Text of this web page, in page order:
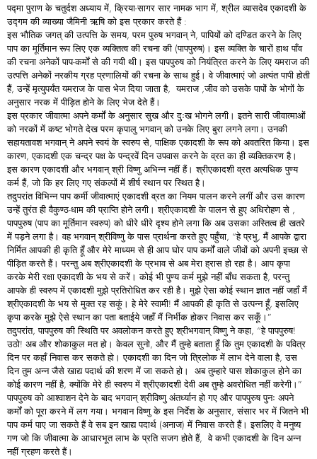
पद्मा पुराण के चतुर्दश अध्याय में, क्रिया-सागर सार नामक भाग में, श्रील व्यासदेव एकादशी के
उद्गम की व्याख्या जैमिनी ऋषि को इस प्रकार करते हैं :
इस भौतिक जगत् की उत्पत्ति के समय, परम पुरुष भगवान् ने, पापियों को दण्डित करने के लिए
पाप का मूर्तिमान रूप लिए एक व्यक्तित्व की रचना की (पापपुरुष)। इस व्यक्ति के चारों हाथ पाँव
की रचना अनेकों पाप-कर्मों से की गयी थी। इस पापपुरुष को नियंत्रित करने के लिए यमराज की
उत्पत्ति अनेकों नरकीय ग्रह प्रणालियों की रचना के साथ हुई। वे जीवात्माएं जो अत्यंत पापी होती
हैं, उन्हें मृत्युपर्यंत यमराज के पास भेज दिया जाता है, यमराज ,जीव को उसके पापों के भोगों के
अनुसार नरक में पीड़ित होने के लिए भेज देते हैं।
इस प्रकार जीवात्मा अपने कर्मों के अनुसार सुख और दुःख भोगने लगी। इतने सारी जीवात्माओं
को नरकों में कष्ट भोगते देख परम कृपालु भगवान् को उनके लिए बुरा लगने लगा। उनकी
सहायतावश भगवान् ने अपने स्वयं के स्वरुप से, पाक्षिक एकादशी के रूप को अवतरित किया। इस
कारण, एकादशी एक चन्द्र पक्ष के पन्द्रवें दिन उपवास करने के व्रत का ही व्यक्तिकरण है।
इस कारण एकादशी और भगवान् श्री विष्णु अभिन्न नहीं हैं। श्रीएकादशी व्रत अत्यधिक पुण्य
कर्म हैं, जो कि हर लिए गए संकल्पों में शीर्ष स्थान पर स्थित है।
तदुपरांत विभिन्न पाप कर्मी जीवात्माएं एकादशी व्रत का नियम पालन करने लगीं और उस कारण
उन्हें तुरंत ही वैकुण्ठ-धाम की प्राप्ति होने लगी। श्रीएकादशी के पालन से हुए अधिरोहण से ,
पापपुरुष (पाप का मूर्तिमान स्वरुप) को धीरे धीरे दृश्य होने लगा कि अब उसका अस्तित्व ही खतरे
में पड़ने लगा है। वह भगवान् श्रीविष्णु के पास प्रार्थना करते हुए पहुँचा, “हे प्रभु, मैं आपके द्वारा
निर्मित आपकी ही कृति हूँ और मेरे माध्यम से ही आप घोर पाप कर्मों वाले जीवों को अपनी इच्छा से
पीड़ित करते हैं। परन्तु अब श्रीएकादशी के प्रभाव से अब मेरा ह्रास हो रहा है। आप कृपा
करके मेरी रक्षा एकादशी के भय से करें। कोई भी पुण्य कर्म मुझे नहीं बाँध सकता है, परन्तु
आपके ही स्वरुप में एकादशी मुझे प्रतिरोधित कर रही है। मुझे ऐसा कोई स्थान ज्ञात नहीं जहाँ मैं
श्रीएकादशी के भय से मुक्त रह सकूं। हे मेरे स्वामी! मैं आपकी ही कृति से उत्पन्न हूँ, इसलिए
कृपा करके मुझे ऐसे स्थान का पता बताईये जहाँ मैं निर्भीक होकर निवास कर सकूँ।”
तदुपरांत, पापपुरुष की स्थिति पर अवलोकन करते हुए श्रीभगवान् विष्णु ने कहा, “हे पापपुरुष!
उठो! अब और शोकाकुल मत हो। केवल सुनो, और मैं तुम्हे बताता हूँ कि तुम एकादशी के पवित्र
दिन पर कहाँ निवास कर सकते हो। एकादशी का दिन जो त्रिलोक में लाभ देने वाला है, उस
दिन तुम अन्न जैसे खाद्य पदार्थ की शरण में जा सकते हो। अब तुम्हारे पास शोकाकुल होने का
कोई कारण नहीं है, क्योंकि मेरे ही स्वरुप में श्रीएकादशी देवी अब तुम्हे अवरोधित नहीं करेगी।”
पापपुरुष को आश्वाशन देने के बाद भगवान् श्रीविष्णु अंतर्ध्यान हो गए और पापपुरुष पुनः अपने
कर्मों को पूरा करने में लग गया। भगवान विष्णु के इस निर्देश के अनुसार, संसार भर में जितने भी
पाप कर्म पाए जा सकते हैं वे सब इन खाद्य पदार्थ (अनाज) में निवास करते हैं। इसलिए वे मनुष्य
गण जो कि जीवात्मा के आधारभूत लाभ के प्रति सजग होते हैं, वे कभी एकादशी के दिन अन्न
नहीं ग्रहण करते हैं।